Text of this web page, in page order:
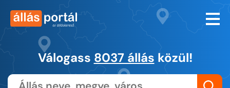
Válogass 8037 állás közül!